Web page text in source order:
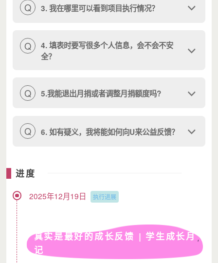
U来在做什么？
在那些偏远地区，很多像吴同学一样的乡村孩子，由于父母在城
里打工、学校教学条件不足，家庭相对困难等原因，学习机会
U来公益致力于通过改善学习条件、捐赠优质教具、资助乡村学
村孩子创造更多的可能，获得平等而有质量的教育资源。
Q 3. 我在哪里可以看到项目执行情况？
Q
4. 填表时要写很多个人信息，会不会不安
全？
Q 5.我能退出月捐或者调整月捐额度吗?
Q 6. 如有疑义，我将能如何向U来公益反馈？
进度
2025年12月19日 执行进展
真实是最好的成长反馈 | 学生成长月
记